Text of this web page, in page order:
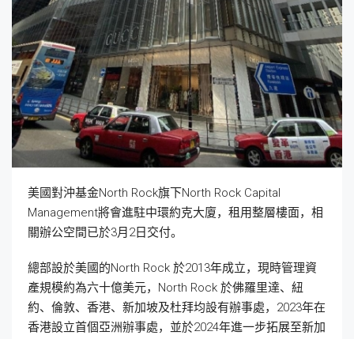
美國對沖基金North Rock旗下North Rock Capital
Management將會進駐中環約克大廈，租用整層樓面，相
關辦公空間已於3月2日交付。
總部設於美國的North Rock 於2013年成立，現時管理資
產規模約為六十億美元，North Rock 於佛羅里達、紐
約、倫敦、香港、新加坡及杜拜均設有辦事處，2023年在
香港設立首個亞洲辦事處，並於2024年進一步拓展至新加